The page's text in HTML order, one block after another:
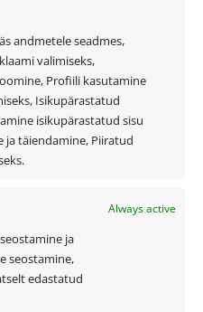
andmetele seadmes,
valimiseks,
Profiili kasutamine
Isikupärastatud
isikupärastatud sisu
ja täiendamine, Piiratud
Always active
ja
seostamine,
edastatud